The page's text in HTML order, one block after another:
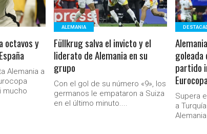
octavos y
Alemania a
mucho
ALEMANIA
Füllkrug salva el invicto y el
liderato de Alemania en su
grupo
Con el gol de su número «9», los
germanos le empataron a Suiza
en el último minuto....
goleada
partido
Supera
a